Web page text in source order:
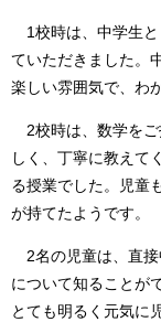
1校時は、中学生と
ていただきました。
楽しい雰囲気で、わ
2校時は、数学をご
しく、丁寧に教えて
る授業でした。児童
が持てたようです。
2名の児童は、直接
について知ることが
とても明るく元気に